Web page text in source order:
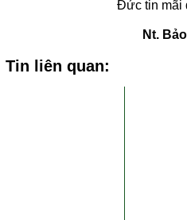
Đức tin mãi
Nt.
Tin liên quan: